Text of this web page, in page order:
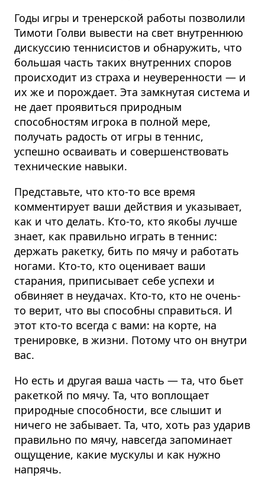
Годы игры и тренерской работы позволили
Тимоти Голви вывести на свет внутреннюю
дискуссию теннисистов и обнаружить, что
большая часть таких внутренних споров
происходит из страха и неуверенности — и
их же и порождает. Эта замкнутая система и
не дает проявиться природным
способностям игрока в полной мере,
получать радость от игры в теннис,
успешно осваивать и совершенствовать
технические навыки.
Представьте, что кто-то все время
комментирует ваши действия и указывает,
как и что делать. Кто-то, кто якобы лучше
знает, как правильно играть в теннис:
держать ракетку, бить по мячу и работать
ногами. Кто-то, кто оценивает ваши
старания, приписывает себе успехи и
обвиняет в неудачах. Кто-то, кто не очень-
то верит, что вы способны справиться. И
этот кто-то всегда с вами: на корте, на
тренировке, в жизни. Потому что он внутри
вас.
Но есть и другая ваша часть — та, что бьет
ракеткой по мячу. Та, что воплощает
природные способности, все слышит и
ничего не забывает. Та, что, хоть раз ударив
правильно по мячу, навсегда запоминает
ощущение, какие мускулы и как нужно
напрячь.